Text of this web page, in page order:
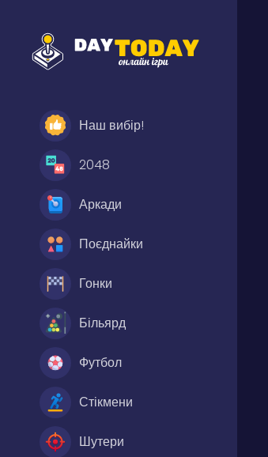
Наш вибір!
2048
Аркади
Поєднайки
Гонки
Більярд
Футбол
Стікмени
Шутери